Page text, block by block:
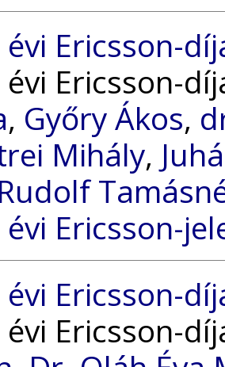
Ericsson-
évi Ericsson-
, Győry Ákos,
Mihály,
Rudolf
Ericsson-
Ericsson-
évi Ericsson-